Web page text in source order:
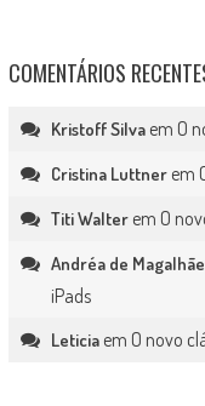
COMENTÁRIOS
Kristoff Silvaem O
Cristina Luttnerem
Titi Walterem O
Andréa de
iPads
Leticiaem O novo